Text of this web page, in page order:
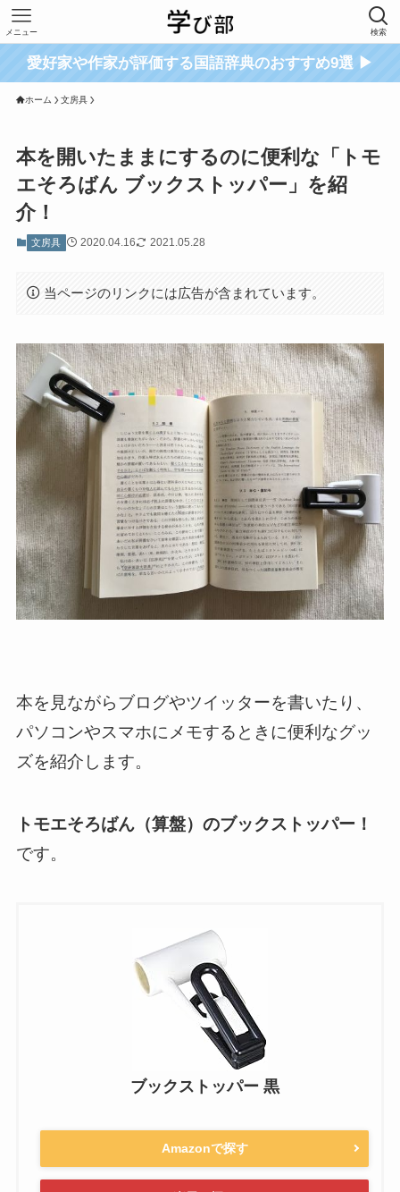
検索
メニュー
愛好家や作家が評価する国語辞典のおすすめ9選 ▶
ホーム 文房具
本を開いたままにするのに便利な「トモ
エそろばん ブックストッパー」を紹
介！
文房具 2020.04.16 2021.05.28
当ページのリンクには広告が含まれています。
本を見ながらブログやツイッターを書いたり、
パソコンやスマホにメモするときに便利なグッ
ズを紹介します。
トモエそろばん（算盤）のブックストッパー！
です。
ブックストッパー 黒
Amazonで探す